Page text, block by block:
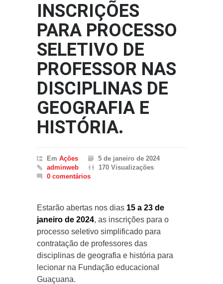
INSCRIÇÕES
PARA PROCESSO
SELETIVO DE
PROFESSOR NAS
DISCIPLINAS DE
GEOGRAFIA E
HISTÓRIA.
Em Ações
5 de janeiro de 2024
adminweb
170 Visualizações
0 comentários
Estarão abertas nos dias 15 a 23 de
janeiro de 2024, as inscrições para o
processo seletivo simplificado para
contratação de professores das
disciplinas de geografia e história para
lecionar na Fundação educacional
Guaçuana.